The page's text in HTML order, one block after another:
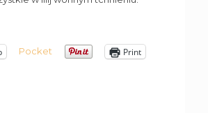
Pocket Print